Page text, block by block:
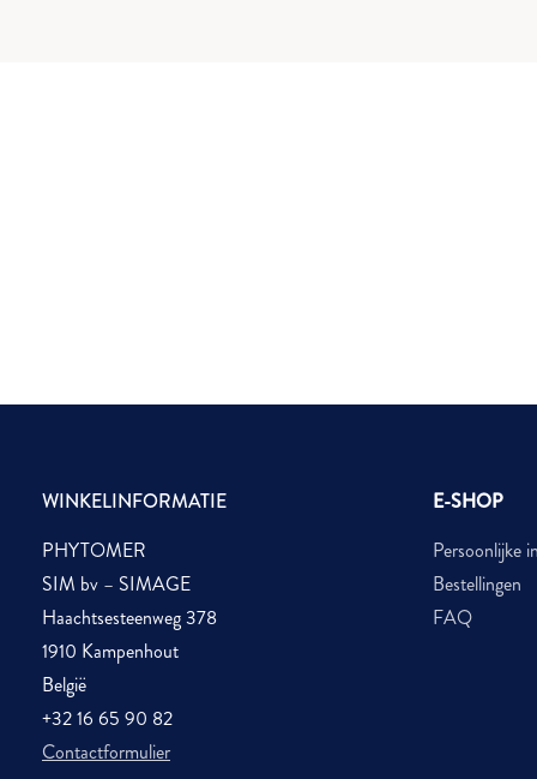
WINKELINFORMATIE
PHYTOMER
SIM bv – SIMAGE
Haachtsesteenweg 378
1910 Kampenhout
België
+32 16 65 90 82
Contactformulier
E-SHOP
Persoonlijke
Bestellingen
FAQ